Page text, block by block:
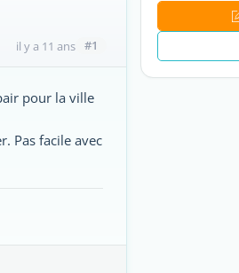
il y a 11 ans #1
pour la ville
Pas facile avec